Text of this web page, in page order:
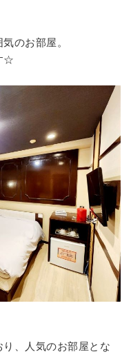
のお部屋。
☆
、人気のお部屋とな